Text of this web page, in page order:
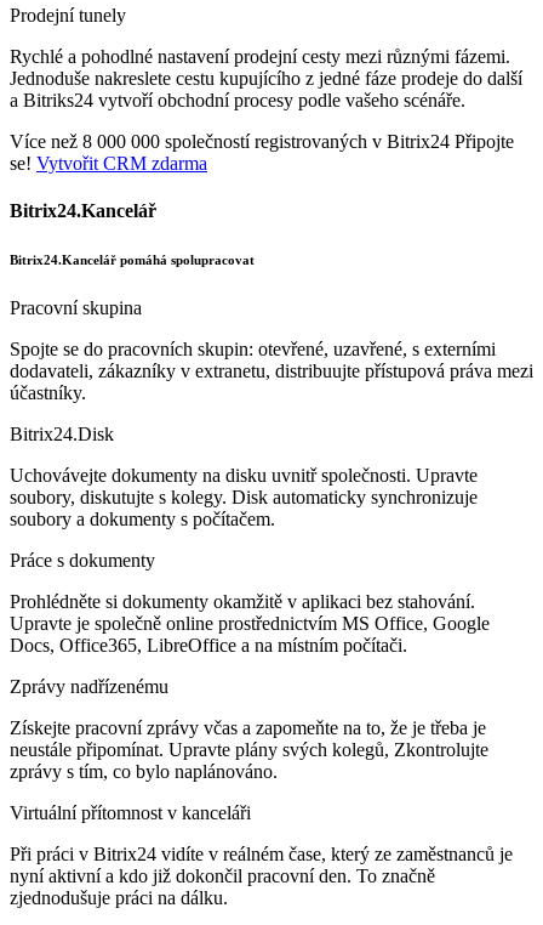
Prodejní tunely
Rychlé a pohodlné nastavení prodejní cesty mezi různými fázemi.
Jednoduše nakreslete cestu kupujícího z jedné fáze prodeje do další
a Bitriks24 vytvoří obchodní procesy podle vašeho scénáře.
Více než 8 000 000 společností registrovaných v Bitrix24 Připojte
se! Vytvořit CRM zdarma
Bitrix24.Kancelář
Bitrix24.Kancelář pomáhá spolupracovat
Pracovní skupina
Spojte se do pracovních skupin: otevřené, uzavřené, s externími
dodavateli, zákazníky v extranetu, distribuujte přístupová práva mezi
účastníky.
Bitrix24.Disk
Uchovávejte dokumenty na disku uvnitř společnosti. Upravte
soubory, diskutujte s kolegy. Disk automaticky synchronizuje
soubory a dokumenty s počítačem.
Práce s dokumenty
Prohlédněte si dokumenty okamžitě v aplikaci bez stahování.
Upravte je společně online prostřednictvím MS Office, Google
Docs, Office365, LibreOffice a na místním počítači.
Zprávy nadřízenému
Získejte pracovní zprávy včas a zapomeňte na to, že je třeba je
neustále připomínat. Upravte plány svých kolegů, Zkontrolujte
zprávy s tím, co bylo naplánováno.
Virtuální přítomnost v kanceláři
Při práci v Bitrix24 vidíte v reálném čase, který ze zaměstnanců je
nyní aktivní a kdo již dokončil pracovní den. To značně
zjednodušuje práci na dálku.